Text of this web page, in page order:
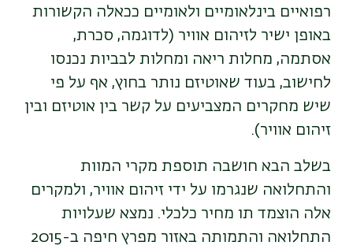
רפואיים בינלאומיים ולאומיים ככאלה הקשורות
באופן ישיר לזיהום אוויר (לדוגמה, סכרת,
אסתמה, מחלות ריאה ומחלות לבביות נכנסו
לחישוב, בעוד שאוטיזם נותר בחוץ, אף על פי
שיש מחקרים המצביעים על קשר בין אוטיזם ובין
זיהום אוויר).
בשלב הבא חושבה תוספת מקרי המוות
והתחלואה שנגרמו על ידי זיהום אוויר, ולמקרים
אלה הוצמד תו מחיר כלכלי. נמצא שעלויות
התחלואה והתמותה באזור מפרץ חיפה ב-2015